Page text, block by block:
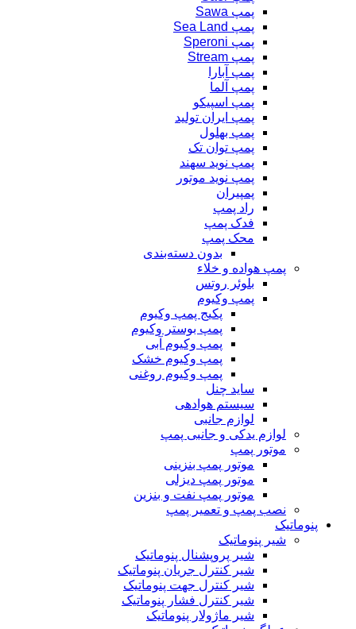
پمپ Sawa
پمپ Sea Land
پمپ Speroni
پمپ Stream
پمپ آبارا
پمپ آلما
پمپ اسپیکو
پمپ ایران تولید
پمپ بهلول
پمپ توان تک
پمپ نوید سهند
پمپ نوید موتور
پمپیران
راد پمپ
فدک پمپ
محک پمپ
بدون دسته‌بندی
پمپ هواده و خلاء
بلوئر روتس
پمپ وکیوم
پکیج پمپ وکیوم
پمپ بوستر وکیوم
پمپ وکیوم آبی
پمپ وکیوم خشک
پمپ وکیوم روغنی
ساید چنل
سیستم هوادهی
لوازم جانبی
لوازم یدکی و جانبی پمپ
موتور پمپ
موتور پمپ بنزینی
موتور پمپ دیزلی
موتور پمپ نفت و بنزین
نصب پمپ و تعمیر پمپ
پنوماتیک
شیر پنوماتیک
شیر پروپشنال پنوماتیک
شیر کنترل جریان پنوماتیک
شیر کنترل جهت پنوماتیک
شیر کنترل فشار پنوماتیک
شیر ماژولار پنوماتیک